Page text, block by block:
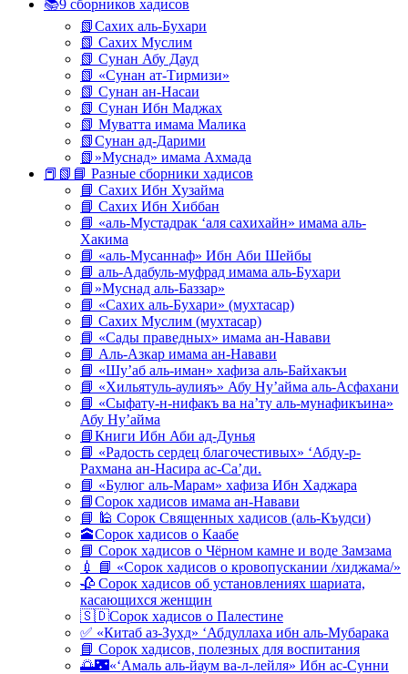
📚9 сборников хадисов
📗Сахих аль-Бухари
📗 Сахих Муслим
📗 Сунан Абу Дауд
📗 «Сунан ат-Тирмизи»
📗 Сунан ан-Насаи
📗 Сунан Ибн Маджах
📗 Муватта имама Малика
📗Сунан ад-Дарими
📗»Муснад» имама Ахмада
📕📗📘 Разные сборники хадисов
📘 Сахих Ибн Хузайма
📘 Сахих Ибн Хиббан
📘 «аль-Мустадрак ‘аля сахихайн» имама аль-
Хакима
📘 «аль-Мусаннаф» Ибн Аби Шейбы
📘 аль-Адабуль-муфрад имама аль-Бухари
📘»Муснад аль-Баззар»
📘 «Сахих аль-Бухари» (мухтасар)
📘 Сахих Муслим (мухтасар)
📘 «Сады праведных» имама ан-Навави
📘 Аль-Азкар имама ан-Навави
📘 «Шу’аб аль-иман» хафиза аль-Байхакъи
📘 «Хильятуль-аулияъ» Абу Ну’айма аль-Асфахани
📘 «Сыфату-н-нифакъ ва на’ту аль-мунафикъина»
Абу Ну’айма
📘Книги Ибн Аби ад-Дунья
📘 «Радость сердец благочестивых» ‘Абду-р-
Рахмана ан-Насира ас-Са’ди.
📘 «Булюг аль-Марам» хафиза Ибн Хаджара
📘Сорок хадисов имама ан-Навави
📘 🕌 Сорок Священных хадисов (аль-Къудси)
🕋Сорок хадисов о Каабе
📘 Сорок хадисов о Чёрном камне и воде Замзама
💉 📘 «Сорок хадисов о кровопускании /хиджама/»
🥀 Сорок хадисов об установлениях шариата,
касающихся женщин
🇸🇩Сорок хадисов о Палестине
✅ «Китаб аз-Зухд» ‘Абдуллаха ибн аль-Мубарака
📘 Сорок хадисов, полезных для воспитания
🌅🌃«‘Амаль аль-йаум ва-л-лейля» Ибн ас-Сунни